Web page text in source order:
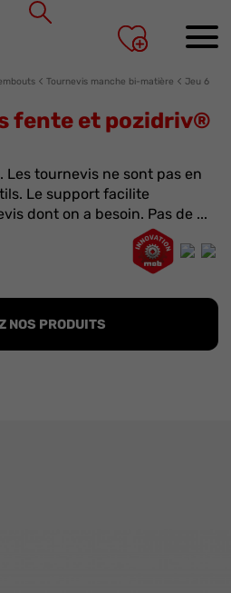
Tournevis manche bi-matière
Jeu 6
fente et pozidriv®
Les tournevis ne sont pas en
Le support facilite
dont on a besoin. Pas de ...
NOS PRODUITS